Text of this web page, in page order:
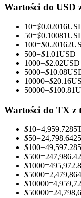
Ciesz się
Wartości do USD
10=$0.02016
50=$0.10081
100=$0.20162
500=$1.01USD
1000=$2.02USD
5000=$10.08
10000=$20.16
50000=$100.81
Wartości do TX z
$10=4,959.7285
$50=24,798.6425
$100=
$500=
$1000=
$5000=
$10000=
$50000=